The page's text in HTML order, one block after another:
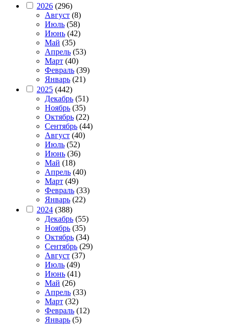
2026 (296)
Август (8)
Июль (58)
Июнь (42)
Май (35)
Апрель (53)
Март (40)
Февраль (39)
Январь (21)
2025 (442)
Декабрь (51)
Ноябрь (35)
Октябрь (22)
Сентябрь (44)
Август (40)
Июль (52)
Июнь (36)
Май (18)
Апрель (40)
Март (49)
Февраль (33)
Январь (22)
2024 (388)
Декабрь (55)
Ноябрь (35)
Октябрь (34)
Сентябрь (29)
Август (37)
Июль (49)
Июнь (41)
Май (26)
Апрель (33)
Март (32)
Февраль (12)
Январь (5)